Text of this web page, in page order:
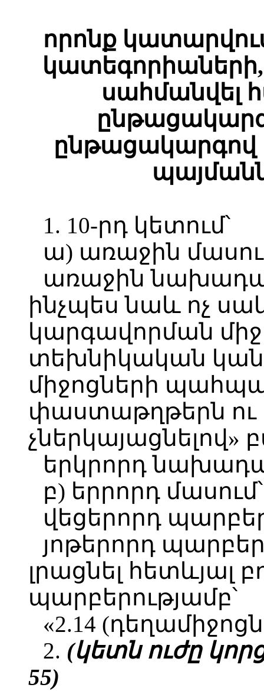
որոնք
սահմանվել
1. 10-րդ կետում՝
ա) առաջին
առաջին
ինչպես նաև ոչ
կարգավորման
տեխնիկական
միջոցների
փաստաթղթերն ու
չներկայացնելով»
երկրորդ
բ) երրորդ մասում՝
վեցերորդ
յոթերորդ
լրացնել հետևյալ
պարբերությամբ՝
«2.14
2. (կետն ուժը
55)